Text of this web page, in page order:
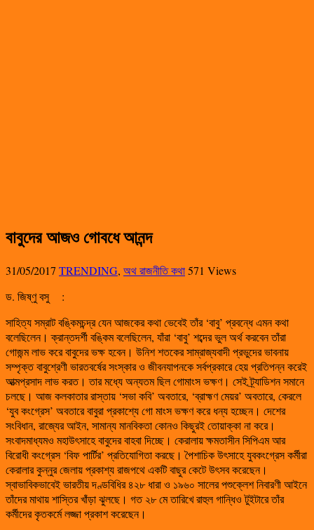
বাবুদের আজও গোবধে আনন্দ
31/05/2017 TRENDING, অথ রাজনীতি কথা571 Views
ড. জিষ্ণু বসু
:
সাহিত্য সম্রাট বঙ্কিমচন্দ্র যেন আজকের কথা ভেবেই তাঁর ‘বাবু’ প্রবন্ধে এমন কথা
বলেছিলেন। ক্রান্তদর্শী বঙ্কিম বলেছিলেন, যাঁরা ‘বাবু’ শব্দের ভুল অর্থ করবেন তাঁরা
গোজন্ম লাভ করে বাবুদের ভক্ষ হবেন। উনিশ শতকের সাম্রাজ্যবাদী প্রভুদের ভাবনায়
সম্পৃক্ত বাবুশ্রেণী ভারতবর্ষের সংস্কার ও জীবনযাপনকে সর্বপ্রকারে হেয় প্রতিপন্ন করেই
আত্মপ্রসাদ লাভ করত। তার মধ্যে অন্যতম ছিল গোমাংস ভক্ষণ। সেই ট্র্যাডিশন সমানে
চলছে। আজ কলকাতার রাস্তায় ‘সভা কবি’ অবতারে, ‘ব্রাহ্মণ মেয়র’ অবতারে, কেরলে
‘যুব কংগ্রেস’ অবতারে বাবুরা প্রকাশ্যে গো মাংস ভক্ষণ করে ধন্য হচ্ছেন। দেশের
সংবিধান, রাজ্যের আইন, সামান্য মানবিকতা কোনও কিছুরই তোয়াক্কা না করে।
সংবাদমাধ্যমও মহাউৎসাহে বাবুদের বাহবা দিচ্ছে। কেরালায় ক্ষমতাসীন সিপিএম আর
বিরোধী কংগ্রেস ‘বিফ পার্টির’ প্রতিযোগিতা করছে। পৈশাচিক উৎসাহে যুবকংগ্রেস কর্মীরা
কেরালার কুন্নুর জেলায় প্রকাশ্য রাজপথে একটি বাছুর কেটে উৎসব করেছেন।
স্বাভাবিকভাবেই ভারতীয় দণ্ডবিধির ৪২৮ ধারা ও ১৯৬০ সালের পশুক্লেশ নিবারণী আইনে
তাঁদের মাথায় শাস্তির খাঁড়া ঝুলছে। গত ২৮ মে তারিখে রাহুল গান্ধিও টুইটারে তাঁর
কর্মীদের কৃতকর্মে লজ্জা প্রকাশ করেছেন।